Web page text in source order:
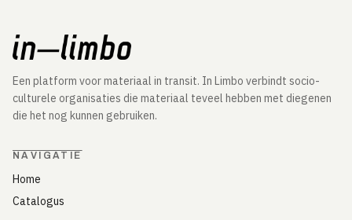
Een platform voor materiaal in transit. In Limbo verbindt socio-
culturele organisaties die materiaal teveel hebben met diegenen
die het nog kunnen gebruiken.
NAVIGATIE
Home
Catalogus